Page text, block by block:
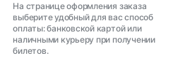
На странице оформления заказа
выберите удобный для вас способ
оплаты: банковской картой или
наличными курьеру при получении
билетов.